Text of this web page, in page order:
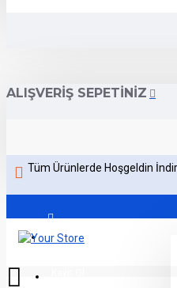
ALIŞVERIŞ SEPETINIZ
Tüm Ürünlerde Hoşgeldin
Üye Girişi